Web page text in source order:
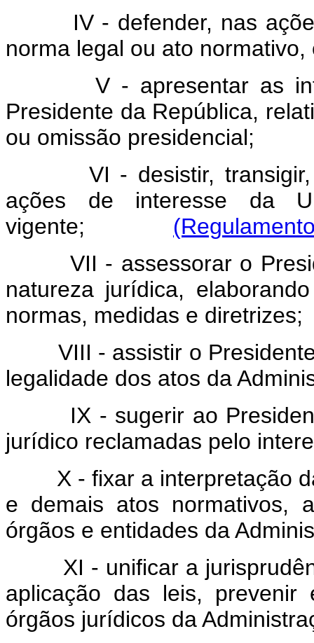
IV - defender, nas
norma legal ou ato
V - apresentar as
Presidente da República,
ou omissão presidencial;
VI - desistir,
ações de interesse da
vigente;
VII - assessorar o
natureza jurídica,
normas, medidas e diretrizes;
VIII - assistir o
legalidade dos atos da
IX - sugerir ao
jurídico reclamadas pelo
X - fixar a interpretação
e demais atos normativos,
órgãos e entidades da
XI - unificar a
aplicação das leis,
órgãos jurídicos da